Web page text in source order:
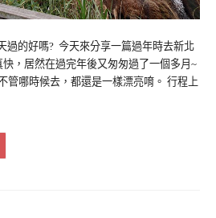
的好嗎? 今天來分享一篇過年時去新北
，居然在過完年後又匆匆過了一個多月~
管哪時候去，都還是一樣漂亮唷。 行程上